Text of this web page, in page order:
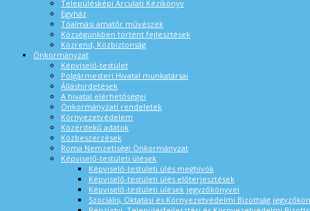
Településképi Arculati Kézikönyv
Egyház
Tóalmási amatőr művészek
Községünkben történt fejlesztések
Közrend, Közbiztonság
Önkormányzat
Képviselő-testület
Polgármesteri Hivatal munkatársai
Álláshirdetések
A hivatal elérhetőségei
Önkormányzati rendeletek
Környezetvédelem
Közérdekű adatok
Közbeszerzések
Roma Nemzetiségi Önkormányzat
Képviselő-testületi ülések
Képviselő-testületi ülés meghívók
Képviselő-testületi ülés előterjesztések
Képviselő-testületi ülések jegyzőkönyvei
Szociális, Oktatási és Környezetvédelmi Bizottság